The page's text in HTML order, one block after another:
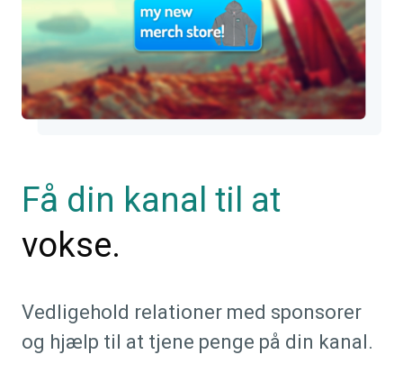
Få din kanal til at
vokse.
Vedligehold relationer med sponsorer
og hjælp til at tjene penge på din kanal.